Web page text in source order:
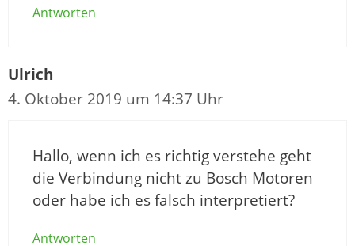
Antworten
Ulrich
4. Oktober 2019 um 14:37 Uhr
Hallo, wenn ich es richtig verstehe geht
die Verbindung nicht zu Bosch Motoren
oder habe ich es falsch interpretiert?
Antworten